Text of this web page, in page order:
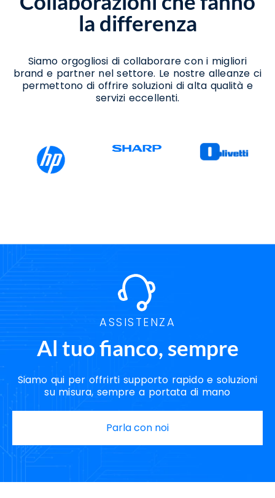
Noleggio Stampanti Termiche Pietramelara
Vendita Stampanti Termiche Pietramelara
la differenza
Siamo orgogliosi di collaborare con i migliori
brand e partner nel settore. Le nostre alleanze ci
permettono di offrire soluzioni di alta qualità e
servizi eccellenti.
ASSISTENZA
Al tuo fianco, sempre
Siamo qui per offrirti supporto rapido e soluzioni
su misura, sempre a portata di mano
Parla con noi